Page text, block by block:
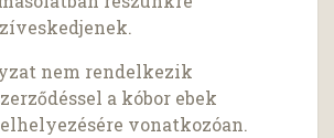
nem rendelkezik
a kóbor ebek
vonatkozóan.